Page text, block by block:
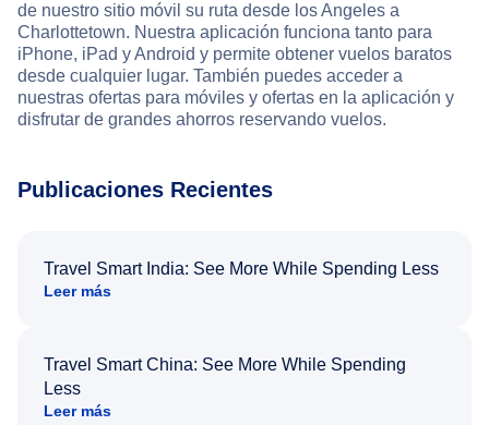
de nuestro sitio móvil su ruta desde los Angeles a
Charlottetown. Nuestra aplicación funciona tanto para
iPhone, iPad y Android y permite obtener vuelos baratos
desde cualquier lugar. También puedes acceder a
nuestras ofertas para móviles y ofertas en la aplicación y
disfrutar de grandes ahorros reservando vuelos.
Publicaciones Recientes
Travel Smart India: See More While Spending Less
Leer más
Travel Smart China: See More While Spending
Less
Leer más